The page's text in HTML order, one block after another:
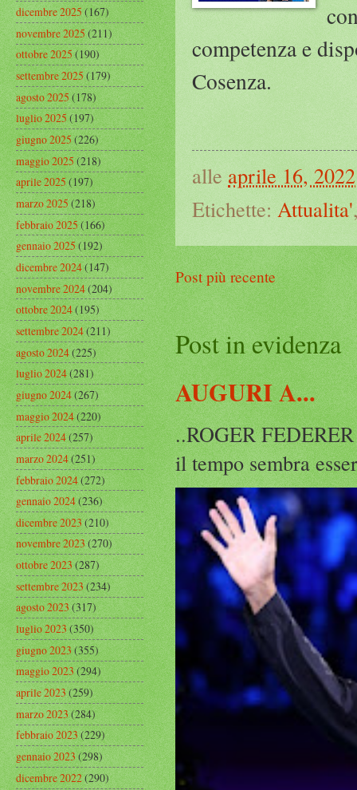
competenza e
Cosenza.
alle aprile 16, 2022
Etichette: Attualita'
Post più recente
Post in evidenza
AUGURI A...
..ROGER
il tempo sembra
dicembre 2025(167)
novembre 2025(211)
ottobre 2025(190)
settembre 2025(179)
agosto 2025(178)
luglio 2025(197)
giugno 2025(226)
maggio 2025(218)
aprile 2025(197)
marzo 2025(218)
febbraio 2025(166)
gennaio 2025(192)
dicembre 2024(147)
novembre 2024(204)
ottobre 2024(195)
settembre 2024(211)
agosto 2024(225)
luglio 2024(281)
giugno 2024(267)
maggio 2024(220)
aprile 2024(257)
marzo 2024(251)
febbraio 2024(272)
gennaio 2024(236)
dicembre 2023(210)
novembre 2023(270)
ottobre 2023(287)
settembre 2023(234)
agosto 2023(317)
luglio 2023(350)
giugno 2023(355)
maggio 2023(294)
aprile 2023(259)
marzo 2023(284)
febbraio 2023(229)
gennaio 2023(298)
dicembre 2022(290)